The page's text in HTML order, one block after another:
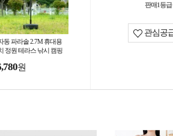
동 파라솔 2.7M 휴대용
정원 테라스 낚시 캠핑
원
판매1등급
관심공